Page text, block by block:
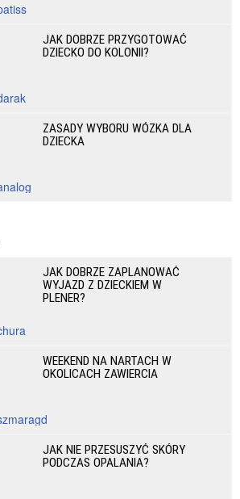
JAK DOBRZE PRZYGOTOWAĆ
DZIECKO DO KOLONII?
ZASADY WYBORU WÓZKA DLA
DZIECKA
JAK DOBRZE ZAPLANOWAĆ
WYJAZD Z DZIECKIEM W
PLENER?
WEEKEND NA NARTACH W
OKOLICACH ZAWIERCIA
JAK NIE PRZESUSZYĆ SKÓRY
PODCZAS OPALANIA?